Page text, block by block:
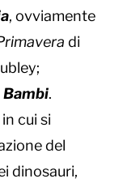
, ovviamente
di
Bambi.
in cui si
del
dinosauri,